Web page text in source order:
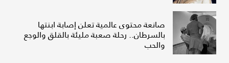
صانعة محتوى عالمية تعلن إصابة ابنتها
بالسرطان.. رحلة صعبة مليئة بالقلق والوجع
والحب